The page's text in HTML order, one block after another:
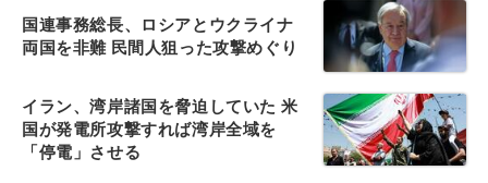
国連事務総長、ロシアとウクライナ
両国を非難 民間人狙った攻撃めぐり
イラン、湾岸諸国を脅迫していた 米
国が発電所攻撃すれば湾岸全域を
「停電」させる